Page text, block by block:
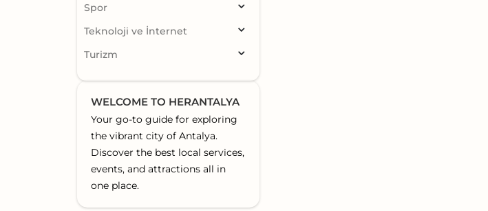
Spor
Teknoloji ve İnternet
Turizm
WELCOME TO HERANTALYA
Your go-to guide for exploring
the vibrant city of Antalya.
Discover the best local services,
events, and attractions all in
one place.